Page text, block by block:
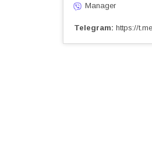
Manager
Telegram https://